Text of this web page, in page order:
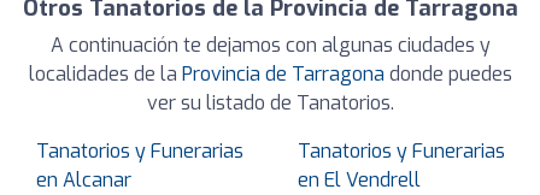
Otros Tanatorios de la Provincia de Tarragona
A continuación te dejamos con algunas ciudades y
localidades de la Provincia de Tarragona donde puedes
ver su listado de Tanatorios.
Tanatorios y Funerarias
en Alcanar
Tanatorios y Funerarias
en El Vendrell